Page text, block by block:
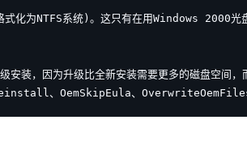
化为NTFS系统)。这只有在用Windows 2000光
装，因为升级比全新安装需要更多的磁盘空